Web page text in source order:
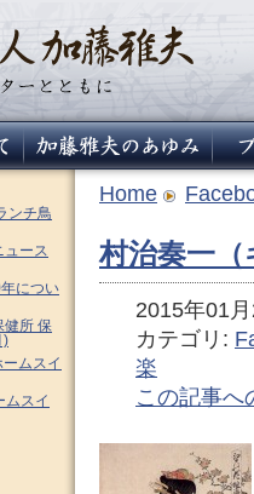
Home
村治奏一（
2015年01
カテゴリ:
楽
この記事へ
ンチ鳥
ュース
につい
健所 保
)
ムスイ
ムスイ